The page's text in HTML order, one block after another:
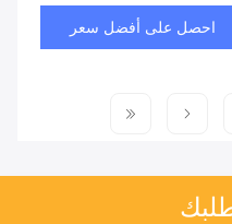
احصل على أفضل سعر